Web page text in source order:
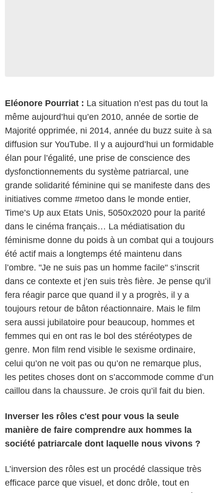
Eléonore Pourriat : La situation n’est pas du tout la
même aujourd’hui qu’en 2010, année de sortie de
Majorité opprimée, ni 2014, année du buzz suite à sa
diffusion sur YouTube. Il y a aujourd’hui un formidable
élan pour l’égalité, une prise de conscience des
dysfonctionnements du système patriarcal, une
grande solidarité féminine qui se manifeste dans des
initiatives comme #metoo dans le monde entier,
Time’s Up aux Etats Unis, 5050x2020 pour la parité
dans le cinéma français… La médiatisation du
féminisme donne du poids à un combat qui a toujours
été actif mais a longtemps été maintenu dans
l’ombre. "Je ne suis pas un homme facile" s’inscrit
dans ce contexte et j’en suis très fière. Je pense qu’il
fera réagir parce que quand il y a progrès, il y a
toujours retour de bâton réactionnaire. Mais le film
sera aussi jubilatoire pour beaucoup, hommes et
femmes qui en ont ras le bol des stéréotypes de
genre. Mon film rend visible le sexisme ordinaire,
celui qu’on ne voit pas ou qu’on ne remarque plus,
les petites choses dont on s’accommode comme d’un
caillou dans la chaussure. Je crois qu’il fait du bien.
Inverser les rôles c'est pour vous la seule
manière de faire comprendre aux hommes la
société patriarcale dont laquelle nous vivons ?
L’inversion des rôles est un procédé classique très
efficace parce que visuel, et donc drôle, tout en